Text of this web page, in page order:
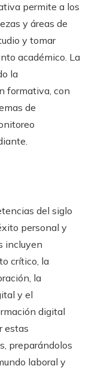
permite a los
y áreas de
y tomar
académico. La
la
formativa, con
de
del siglo
personal y
incluyen
crítico, la
la
y el
digital
estas
preparándolos
laboral y